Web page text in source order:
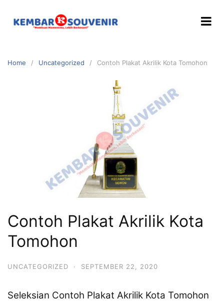
Home Uncategorized Contoh Plakat Akrilik Kota Tomohon
Contoh Plakat Akrilik Kota
Tomohon
UNCATEGORIZED · SEPTEMBER 22, 2020
Seleksian Contoh Plakat Akrilik Kota Tomohon